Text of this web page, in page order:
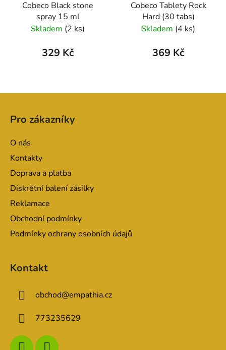
Cobeco Black stone
spray 15 ml
Skladem (2 ks)
329 Kč
Cobeco Tablety Rock
Hard (30 tabs)
Skladem (4 ks)
369 Kč
Pro zákazníky
O nás
Kontakty
Doprava a platba
Diskrétní balení zásilky
Reklamace
Obchodní podmínky
Podmínky ochrany osobních údajů
Kontakt
obchod@empathia.cz
773235629